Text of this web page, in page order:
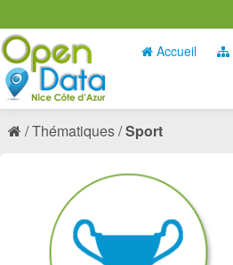
Accueil
Thématiques Sport